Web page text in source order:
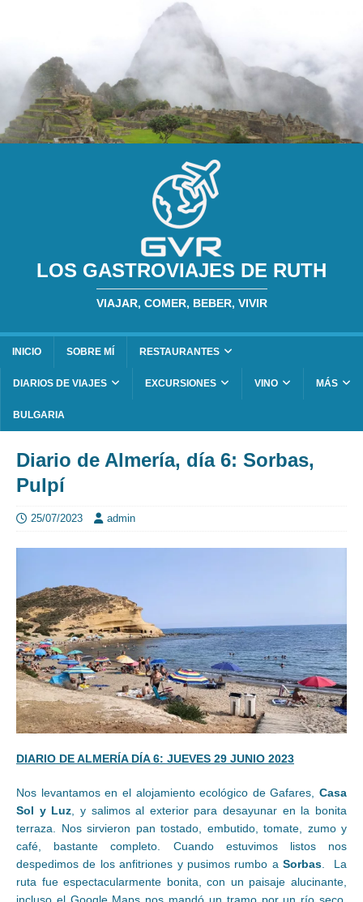
LOS GASTROVIAJES DE RUTH
VIAJAR, COMER, BEBER, VIVIR
INICIO SOBRE MÍ RESTAURANTES
DIARIOS DE VIAJES EXCURSIONES VINO MÁS
BULGARIA
Diario de Almería, día 6: Sorbas,
Pulpí
25/07/2023 admin
DIARIO DE ALMERÍA DÍA 6: JUEVES 29 JUNIO 2023
Nos levantamos en el alojamiento ecológico de Gafares, Casa
Sol y Luz, y salimos al exterior para desayunar en la bonita
terraza. Nos sirvieron pan tostado, embutido, tomate, zumo y
café, bastante completo. Cuando estuvimos listos nos
despedimos de los anfitriones y pusimos rumbo aSorbas. La
ruta fue espectacularmente bonita, con un paisaje alucinante,